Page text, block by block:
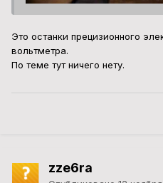
Это останки прецизионного
вольтметра.
По теме тут ничего нету.
zze6ra